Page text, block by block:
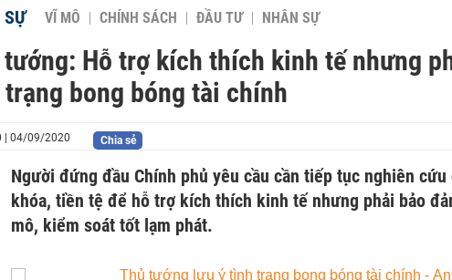
SỰ VĨ MÔ CHÍNH SÁCH ĐẦU TƯ NHÂN SỰ
Hỗ trợ kích thích kinh tế nhưng
bong bóng tài chính
| 04/09/2020 Chia sẻ
Người đứng đầu Chính phủ yêu cầu cần tiếp tục nghiên cứu
khóa, tiền tệ để hỗ trợ kích thích kinh tế nhưng phải bảo
mô, kiểm soát tốt lạm phát.